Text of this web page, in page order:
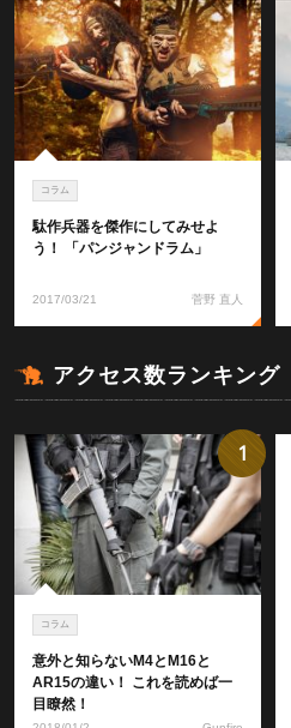
コラム
駄作兵器を傑作にしてみせよ
う！ 「パンジャンドラム」
2017/03/21 菅野 直人
アクセス数ランキング
コラム
意外と知らないM4とM16と
AR15の違い！ これを読めば一
目瞭然！
1